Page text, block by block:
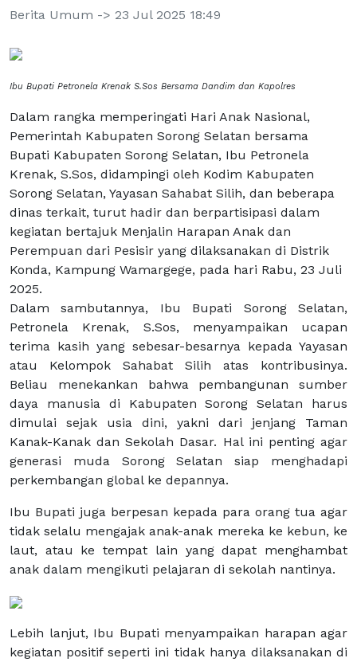
Berita Umum -> 23 Jul 2025 18:49
Ibu Bupati Petronela Krenak S.Sos Bersama Dandim dan Kapolres
Dalam rangka memperingati Hari Anak Nasional,
Pemerintah Kabupaten Sorong Selatan bersama
Bupati Kabupaten Sorong Selatan, Ibu Petronela
Krenak, S.Sos, didampingi oleh Kodim Kabupaten
Sorong Selatan, Yayasan Sahabat Silih, dan beberapa
dinas terkait, turut hadir dan berpartisipasi dalam
kegiatan bertajuk Menjalin Harapan Anak dan
Perempuan dari Pesisir yang dilaksanakan di Distrik
Konda, Kampung Wamargege, pada hari Rabu, 23 Juli
2025.
Dalam sambutannya, Ibu Bupati Sorong Selatan,
Petronela Krenak, S.Sos, menyampaikan ucapan
terima kasih yang sebesar-besarnya kepada Yayasan
atau Kelompok Sahabat Silih atas kontribusinya.
Beliau menekankan bahwa pembangunan sumber
daya manusia di Kabupaten Sorong Selatan harus
dimulai sejak usia dini, yakni dari jenjang Taman
Kanak-Kanak dan Sekolah Dasar. Hal ini penting agar
generasi muda Sorong Selatan siap menghadapi
perkembangan global ke depannya.
Ibu Bupati juga berpesan kepada para orang tua agar
tidak selalu mengajak anak-anak mereka ke kebun, ke
laut, atau ke tempat lain yang dapat menghambat
anak dalam mengikuti pelajaran di sekolah nantinya.
Lebih lanjut, Ibu Bupati menyampaikan harapan agar
kegiatan positif seperti ini tidak hanya dilaksanakan di